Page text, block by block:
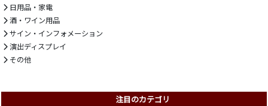
日用品・家電
酒・ワイン用品
サイン・インフォメーション
演出ディスプレイ
その他
注目のカテゴリ